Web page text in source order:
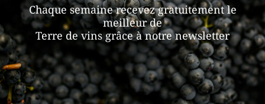
Chaque semaine recevez gratuitement le
meilleur de
Terre de vins grâce à notre newsletter